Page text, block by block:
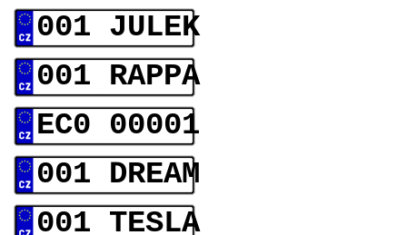
001 JULEK
001 RAPPA
EC0 00001
001 DREAM
001 TESLA